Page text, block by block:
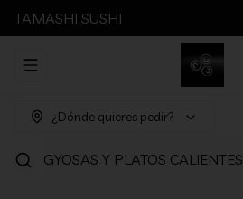
TAMASHI SUSHI
Abrir menu de navegación
¿Dónde quieres pedir?
GYOSAS Y PLATOS CALIENTES